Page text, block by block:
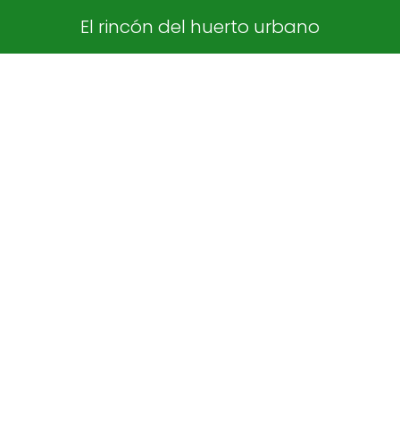
El rincón del huerto urbano